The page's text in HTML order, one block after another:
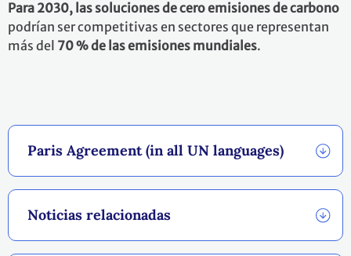
Paris Agreement (in all UN languages)
Noticias relacionadas
Para 2030, las soluciones de cero emisiones de carbono
podrían ser competitivas en sectores que representan
más del 70 % de las emisiones mundiales.